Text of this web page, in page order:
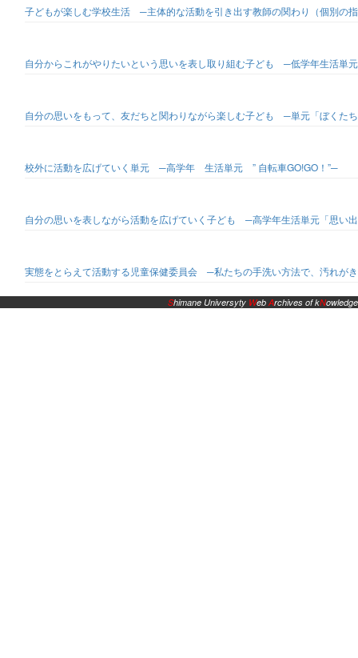
子どもが楽しむ学校生活 ─主体的な活動を引き出す教師の関わり（個別の
自分からこれがやりたいという思いを表し取り組む子ども ─低学年生活単
自分の思いをもって、友だちと関わりながら楽しむ子ども ─単元「ぼくた
校外に活動を広げていく単元 ─高学年 生活単元 ” 自転車GO!GO！”─
自分の思いを表しながら活動を広げていく子ども ─高学年生活単元「思い
実態をとらえて活動する児童保健委員会 ─私たちの手洗い方法で、汚れが
Shimane Universyty WebArchives of kNowledge